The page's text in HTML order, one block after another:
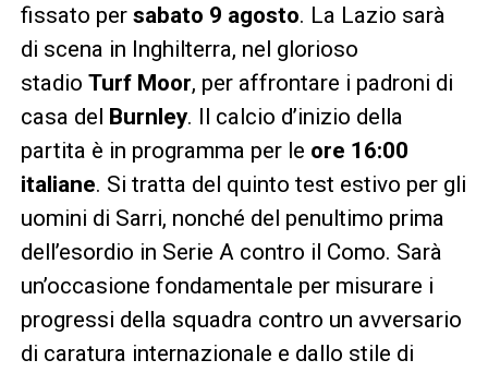
fissato per sabato 9 agosto. La Lazio sarà
di scena in Inghilterra, nel glorioso
stadio Turf Moor, per affrontare i padroni di
casa del Burnley. Il calcio d’inizio della
partita è in programma per le ore 16:00
italiane. Si tratta del quinto test estivo per gli
uomini di Sarri, nonché del penultimo prima
dell’esordio in Serie A contro il Como. Sarà
un’occasione fondamentale per misurare i
progressi della squadra contro un avversario
di caratura internazionale e dallo stile di